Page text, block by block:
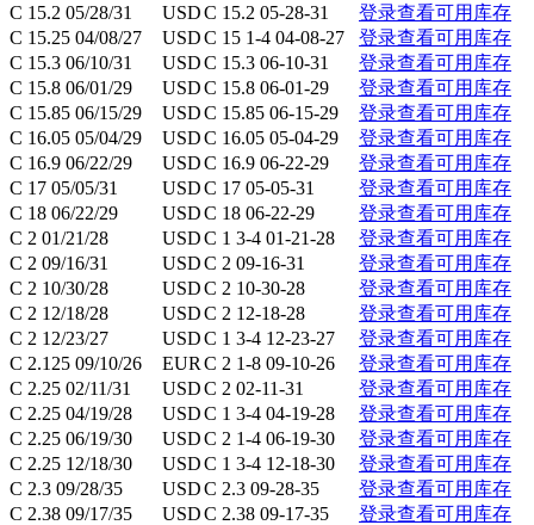
C 15.2 05/28/31
USDC 15.2 05-28-31
登录查看可用库存
C 15.25 04/08/27
USDC 15 1-4 04-08-27
登录查看可用库存
C 15.3 06/10/31
USDC 15.3 06-10-31
登录查看可用库存
C 15.8 06/01/29
USDC 15.8 06-01-29
登录查看可用库存
C 15.85 06/15/29
USDC 15.85 06-15-29
登录查看可用库存
C 16.05 05/04/29
USDC 16.05 05-04-29
登录查看可用库存
C 16.9 06/22/29
USDC 16.9 06-22-29
登录查看可用库存
C 17 05/05/31
USDC 17 05-05-31
登录查看可用库存
C 18 06/22/29
USDC 18 06-22-29
登录查看可用库存
C 2 01/21/28
USDC 1 3-4 01-21-28
登录查看可用库存
C 2 09/16/31
USDC 2 09-16-31
登录查看可用库存
C 2 10/30/28
USDC 2 10-30-28
登录查看可用库存
C 2 12/18/28
USDC 2 12-18-28
登录查看可用库存
C 2 12/23/27
USDC 1 3-4 12-23-27
登录查看可用库存
C 2.125 09/10/26
EUR C 2 1-8 09-10-26
登录查看可用库存
C 2.25 02/11/31
USDC 2 02-11-31
登录查看可用库存
C 2.25 04/19/28
USDC 1 3-4 04-19-28
登录查看可用库存
C 2.25 06/19/30
USDC 2 1-4 06-19-30
登录查看可用库存
C 2.25 12/18/30
USDC 1 3-4 12-18-30
登录查看可用库存
C 2.3 09/28/35
USDC 2.3 09-28-35
登录查看可用库存
C 2.38 09/17/35
USDC 2.38 09-17-35
登录查看可用库存